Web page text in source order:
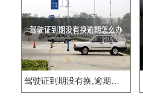
驾驶证到期没有换,逾期怎么办??